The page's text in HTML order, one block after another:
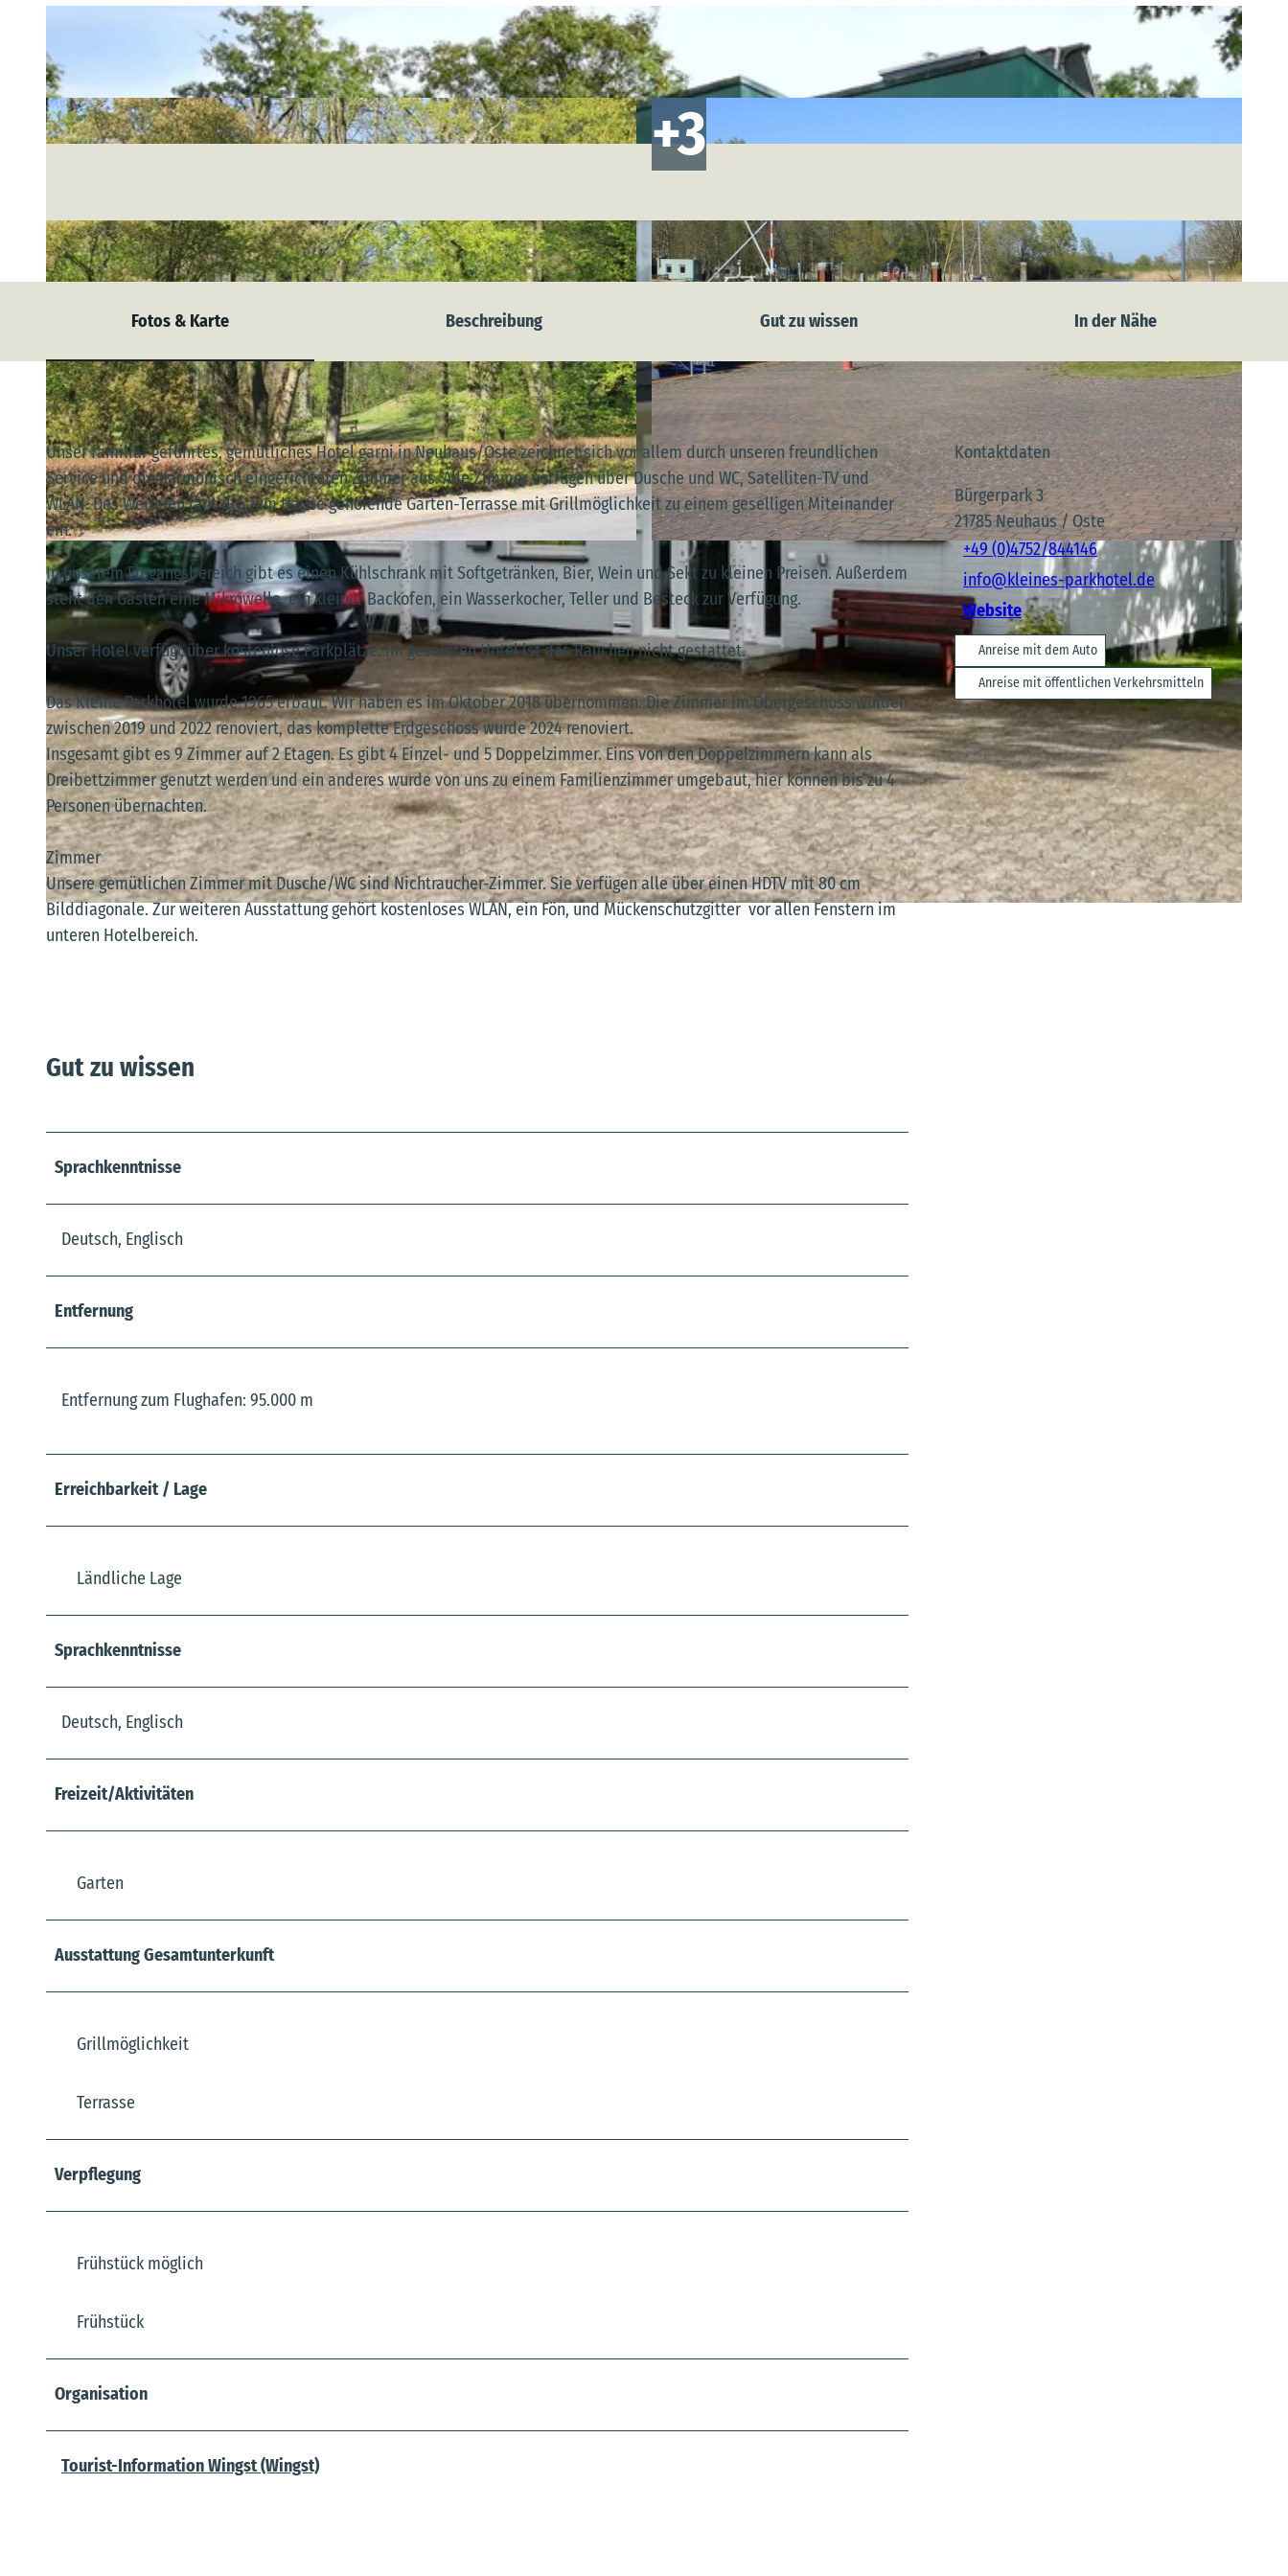
© Kleines Parkhotel
© Kleines Parkhotel © Kleines Parkhotel
Fotos & Karte Beschreibung Gut zu wissen In der Nähe
Unser familiär geführtes, gemütliches Hotel garni in Neuhaus/Oste zeichnet sich vor allem durch unseren freundlichen
Service und die harmonisch eingerichteten Zimmer aus. Alle Zimmer verfügen über Dusche und WC, Satelliten-TV und
WLAN. Des Weiteren lädt die zum Hause gehörende Garten-Terrasse mit Grillmöglichkeit zu einem geselligen Miteinander
ein.
In unserem Eingangsbereich gibt es einen Kühlschrank mit Softgetränken, Bier, Wein und Sekt zu kleinen Preisen. Außerdem
steht den Gästen eine Mikrowelle, ein kleiner Backofen, ein Wasserkocher, Teller und Besteck zur Verfügung.
Unser Hotel verfügt über kostenlose Parkplätze. Im gesamten Hotel ist das Rauchen nicht gestattet.
Das Kleine Parkhotel wurde 1965 erbaut. Wir haben es im Oktober 2018 übernommen. Die Zimmer im Obergeschoss wurden
zwischen 2019 und 2022 renoviert, das komplette Erdgeschoss wurde 2024 renoviert.
Insgesamt gibt es 9 Zimmer auf 2 Etagen. Es gibt 4 Einzel- und 5 Doppelzimmer. Eins von den Doppelzimmern kann als
Dreibettzimmer genutzt werden und ein anderes wurde von uns zu einem Familienzimmer umgebaut, hier können bis zu 4
Personen übernachten.
Zimmer
Unsere gemütlichen Zimmer mit Dusche/WC sind Nichtraucher-Zimmer. Sie verfügen alle über einen HDTV mit 80 cm
Bilddiagonale. Zur weiteren Ausstattung gehört kostenloses WLAN, ein Fön, und Mückenschutzgitter vor allen Fenstern im
unteren Hotelbereich.
Gut zu wissen
Sprachkenntnisse
Deutsch, Englisch
Entfernung
Entfernung zum Flughafen: 95.000 m
Erreichbarkeit / Lage
Ländliche Lage
Sprachkenntnisse
Deutsch, Englisch
Freizeit/Aktivitäten
Garten
Ausstattung Gesamtunterkunft
Grillmöglichkeit
Terrasse
Verpflegung
Frühstück möglich
Frühstück
Organisation
Tourist-Information Wingst (Wingst)
Kontaktdaten
Bürgerpark 3
21785Neuhaus / Oste
+49 (0)4752/844146
info@kleines-parkhotel.de
Website
Anreise mit dem Auto
Anreise mit öffentlichen Verkehrsmitteln